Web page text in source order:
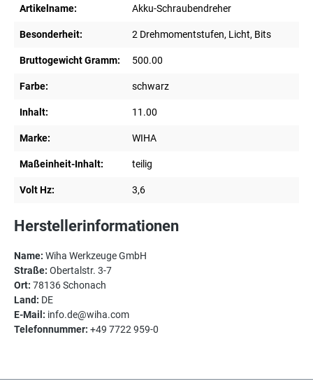
Artikelname: Akku-Schraubendreher
Besonderheit: 2 Drehmomentstufen, Licht, Bits
Bruttogewicht Gramm: 500.00
Farbe: schwarz
Inhalt: 11.00
Marke: WIHA
Maßeinheit-Inhalt: teilig
Volt Hz: 3,6
Herstellerinformationen
Name: Wiha Werkzeuge GmbH
Straße: Obertalstr. 3-7
Ort: 78136 Schonach
Land: DE
E-Mail: info.de@wiha.com
Telefonnummer: +49 7722 959-0